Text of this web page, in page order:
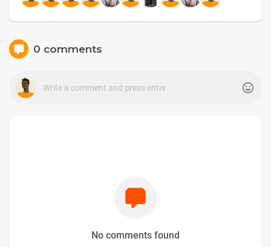
0 comments
No comments found